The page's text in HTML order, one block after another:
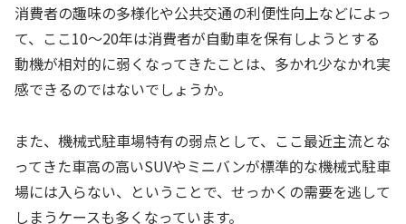
消費者の趣味の多様化や公共交通の利便性向上などによっ
て、ここ10～20年は消費者が自動車を保有しようとする
動機が相対的に弱くなってきたことは、多かれ少なかれ実
感できるのではないでしょうか。
また、機械式駐車場特有の弱点として、ここ最近主流とな
ってきた車高の高いSUVやミニバンが標準的な機械式駐車
場には入らない、ということで、せっかくの需要を逃して
しまうケースも多くなっています。